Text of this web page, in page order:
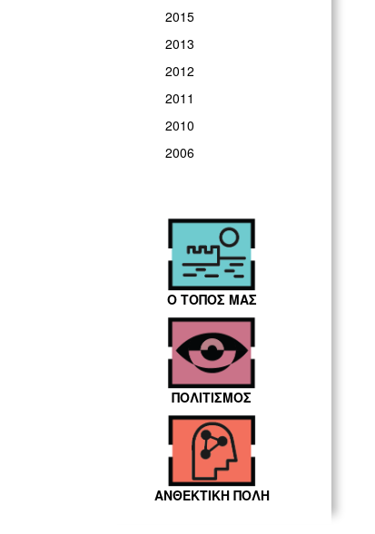
2015
2013
2012
2011
2010
2006
Ο ΤΟΠΟΣ ΜΑΣ
ΠΟΛΙΤΙΣΜΟΣ
ΑΝΘΕΚΤΙΚΗ ΠΟΛΗ